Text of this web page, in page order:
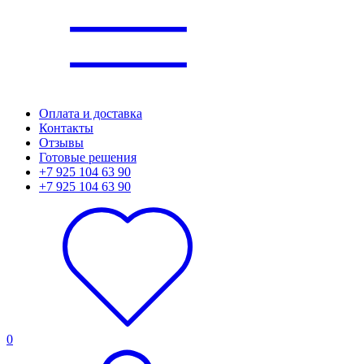
Оплата и доставка
Контакты
Отзывы
Готовые решения
+7 925 104 63 90
+7 925 104 63 90
0